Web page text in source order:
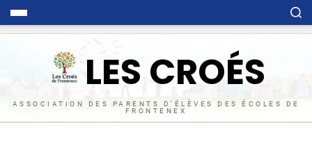
LES CROÉS
ASSOCIATION DES PARENTS D'ÉLÈVES DES ÉCOLES DE
FRONTENEX